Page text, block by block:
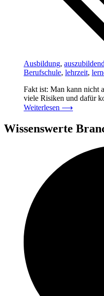
Ausbildung,
Berufschule, lehrzeit,
Fakt ist: Man kann nicht
viele Risiken und dafür
Weiterlesen ⟶
Wissenswerte